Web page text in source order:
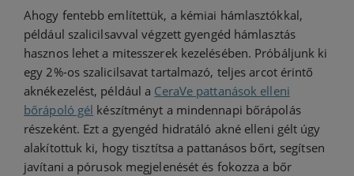
Ahogy fentebb említettük, a kémiai hámlasztókkal,
például szalicilsavval végzett gyengéd hámlasztás
hasznos lehet a mitesszerek kezelésében. Próbáljunk ki
egy 2%-os szalicilsavat tartalmazó, teljes arcot érintő
aknékezelést, például a CeraVe pattanások elleni
bőrápoló gél készítményt a mindennapi bőrápolás
részeként. Ezt a gyengéd hidratáló akné elleni gélt úgy
alakítottuk ki, hogy tisztítsa a pattanásos bőrt, segítsen
javítani a pórusok megjelenését és fokozza a bőr